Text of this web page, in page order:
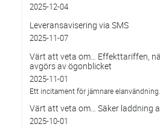
2025-12-04
Leveransavisering via SMS
2025-11-07
Värt att veta om… Effekttariffen,
avgörs av ögonblicket
2025-11-01
Ett incitament för jämnare elanvändning.
Värt att veta om… Säker laddning
2025-10-01